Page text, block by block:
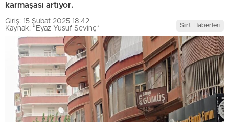
karmaşası artıyor.
Giriş: 15 Şubat 2025 18:42
Kaynak: "Eyaz Yusuf Sevinç"
Siirt Haberleri